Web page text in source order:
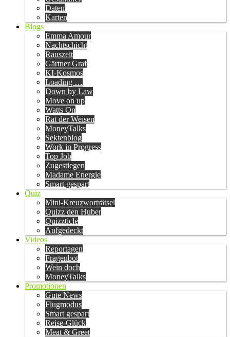
Daten
Karten
Blogs
Emma Amour
Nachtschicht
Rauszeit
Gärtner Graf
KI-Kosmos
Loading …
Down by Law
Move on up
Watts On
Rat der Weisen
MoneyTalks
Sektenblog
Work in Progress
Top Job
Zugestiegen
Madame Energie
Smart gespart
Quiz
Mini-Kreuzworträtsel
Quizz den Huber
Quizzticle
Aufgedeckt
Videos
Reportagen
Fragenbot
Wein doch
MoneyTalks
Promotionen
Gute News
Flugmodus
Smart gespart
Reise-Glück
Meat & Greet